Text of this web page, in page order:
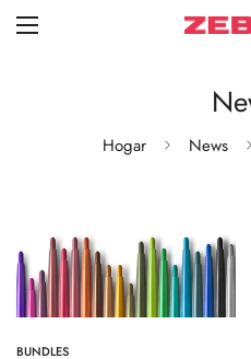
Hogar News
BUNDLES